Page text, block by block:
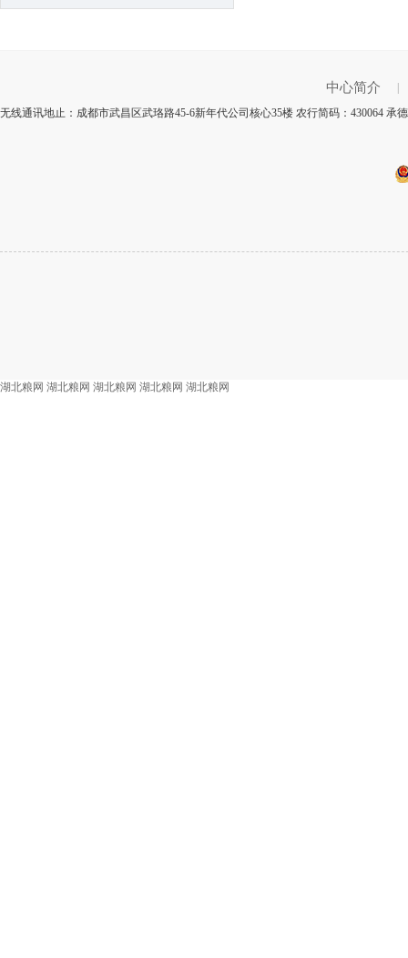
中心简介
无线通讯地止：成都市武昌区武珞路45-6新年代公司核心35楼 农行简码：430064 承
湖北粮网 湖北粮网 湖北粮网 湖北粮网 湖北粮网